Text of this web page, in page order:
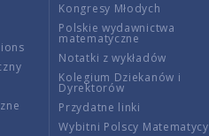
Kongresy Młodych
Polskie wydawnictwa
matematyczne
Notatki z wykładów
Kolegium Dziekanów i
Dyrektorów
Przydatne linki
Wybitni Polscy Matematycy